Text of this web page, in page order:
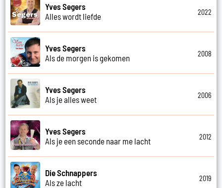
Yves Segers
Alles wordt liefde
2022
Yves Segers
Als de morgen is gekomen
2008
Yves Segers
Als je alles weet
2006
Yves Segers
Als je een seconde naar me lacht
2012
Die Schnappers
Als ze lacht
2019